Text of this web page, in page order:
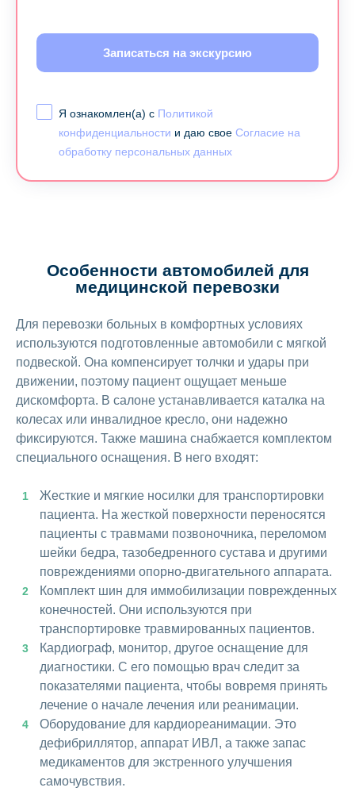
Записаться на экскурсию
Я ознакомлен(а) с Политикой
конфиденциальности и даю свое Согласие на
обработку персональных данных
Особенности автомобилей для
медицинской перевозки
Для перевозки больных в комфортных условиях
используются подготовленные автомобили с мягкой
подвеской. Она компенсирует толчки и удары при
движении, поэтому пациент ощущает меньше
дискомфорта. В салоне устанавливается каталка на
колесах или инвалидное кресло, они надежно
фиксируются. Также машина снабжается комплектом
специального оснащения. В него входят:
Жесткие и мягкие носилки для транспортировки
пациента. На жесткой поверхности переносятся
пациенты с травмами позвоночника, переломом
шейки бедра, тазобедренного сустава и другими
повреждениями опорно-двигательного аппарата.
Комплект шин для иммобилизации поврежденных
конечностей. Они используются при
транспортировке травмированных пациентов.
Кардиограф, монитор, другое оснащение для
диагностики. С его помощью врач следит за
показателями пациента, чтобы вовремя принять
лечение о начале лечения или реанимации.
Оборудование для кардиореанимации. Это
дефибриллятор, аппарат ИВЛ, а также запас
медикаментов для экстренного улучшения
самочувствия.